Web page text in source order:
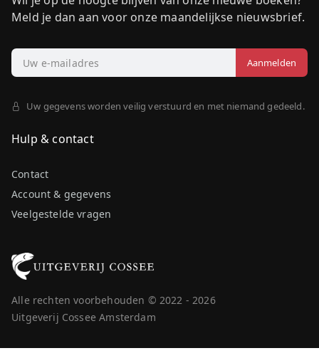
Meld je dan aan voor onze maandelijkse nieuwsbrief.
Uw gegevens worden veilig verstuurd en met niemand gedeeld.
Hulp & contact
Account & gegevens
Veelgestelde vragen
Contact
Alle rechten voorbehouden © 2022 - 2026
Uitgeverij Cossee Amsterdam